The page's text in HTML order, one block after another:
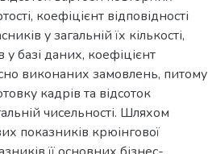
коефіцієнт відповідності
у загальній їх кількості,
у базі даних, коефіцієнт
виконаних замовлень, питому
кадрів та відсоток
чисельності. Шляхом
показників крюінгової